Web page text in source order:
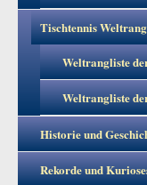
Tischtennis
Weltrangliste
Weltrangliste
Historie und
Rekorde und